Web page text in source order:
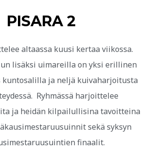
PISARA 2
altaassa kuusi kertaa viikossa.
lisäksi uimareilla on yksi erillinen
ja neljä kuivaharjoitusta
Ryhmässä harjoittelee
ja heidän kilpailullisina tavoitteina
sekä syksyn
finaalit.